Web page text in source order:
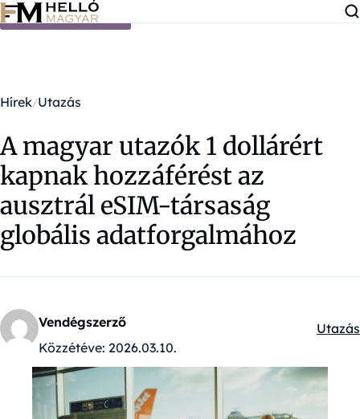
Ugrás a tartalomra
Hírek Utazás
A magyar utazók 1 dollárért
kapnak hozzáférést az
ausztrál eSIM-társaság
globális adatforgalmához
Vendégszerző
Közzétéve: 2026.03.10.
Utazás